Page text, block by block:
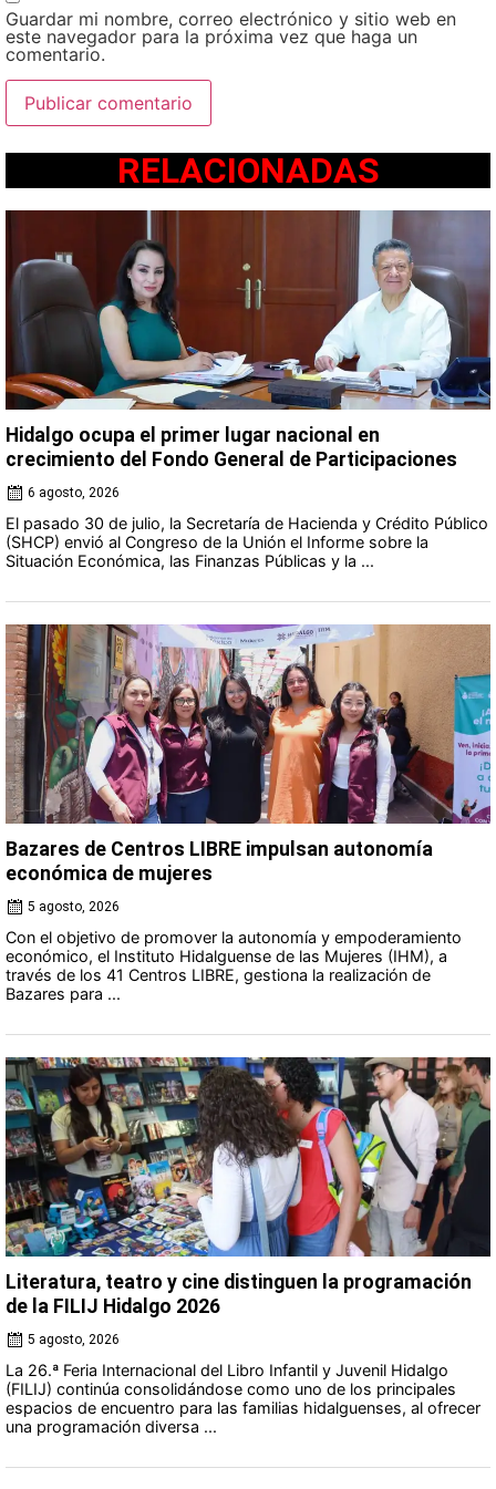
Guardar mi nombre, correo electrónico y sitio web en
este navegador para la próxima vez que haga un
comentario.
RELACIONADAS
Hidalgo ocupa el primer lugar nacional en
crecimiento del Fondo General de Participaciones
6 agosto, 2026
El pasado 30 de julio, la Secretaría de Hacienda y Crédito Público
(SHCP) envió al Congreso de la Unión el Informe sobre la
Situación Económica, las Finanzas Públicas y la ...
Bazares de Centros LIBRE impulsan autonomía
económica de mujeres
5 agosto, 2026
Con el objetivo de promover la autonomía y empoderamiento
económico, el Instituto Hidalguense de las Mujeres (IHM), a
través de los 41 Centros LIBRE, gestiona la realización de
Bazares para ...
Literatura, teatro y cine distinguen la programación
de la FILIJ Hidalgo 2026
5 agosto, 2026
La 26.ª Feria Internacional del Libro Infantil y Juvenil Hidalgo
(FILIJ) continúa consolidándose como uno de los principales
espacios de encuentro para las familias hidalguenses, al ofrecer
una programación diversa ...